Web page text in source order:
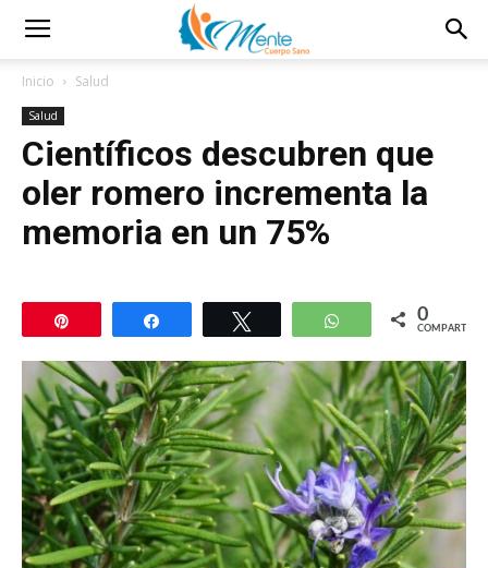
Inicio Salud
Salud
Científicos descubren que
oler romero incrementa la
memoria en un 75%
Compartir WhatsApp
0
COMPARTIR